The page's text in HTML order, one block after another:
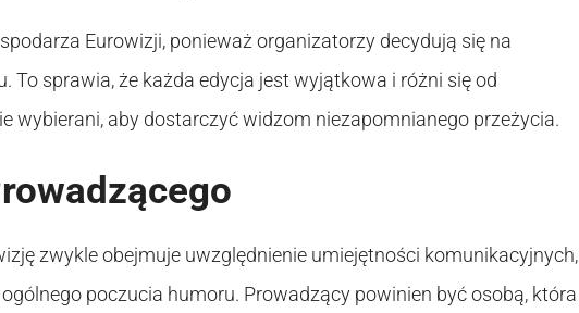
Eurowizji, ponieważ organizatorzy decydują się na
To sprawia, że każda edycja jest wyjątkowa i różni się od
wybierani, aby dostarczyć widzom niezapomnianego przeżycia.
zwykle obejmuje uwzględnienie umiejętności komunikacyjnych,
poczucia humoru. Prowadzący powinien być osobą, która